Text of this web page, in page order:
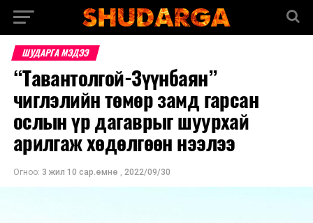
ШУДАРГА МЭДЭЭ
“Тавантолгой-Зүүнбаян”
чиглэлийн төмөр замд гарсан
ослын үр дагаврыг шуурхай
арилгаж хөдөлгөөн нээлээ
Огноо: 3 жил 10 сар.өмнө , 2022/09/30